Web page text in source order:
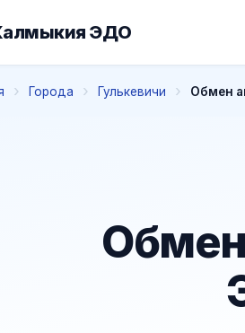
ЭДО
Города Гулькевичи Обмен